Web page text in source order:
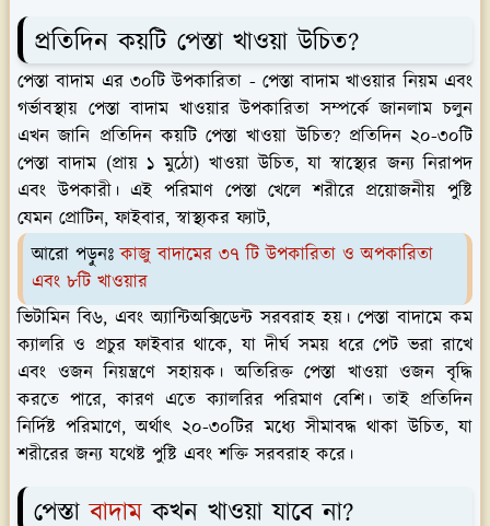
প্রতিদিন কয়টি পেস্তা খাওয়া উচিত?
পেস্তা বাদাম এর ৩০টি উপকারিতা - পেস্তা বাদাম খাওয়ার নিয়ম এবং
গর্ভাবস্থায় পেস্তা বাদাম খাওয়ার উপকারিতা সম্পর্কে জানলাম চলুন
এখন জানি প্রতিদিন কয়টি পেস্তা খাওয়া উচিত? প্রতিদিন ২০-৩০টি
পেস্তা বাদাম (প্রায় ১ মুঠো) খাওয়া উচিত, যা স্বাস্থ্যের জন্য নিরাপদ
এবং উপকারী। এই পরিমাণ পেস্তা খেলে শরীরে প্রয়োজনীয় পুষ্টি
যেমন প্রোটিন, ফাইবার, স্বাস্থ্যকর ফ্যাট,
আরো পড়ুনঃকাজু বাদামের ৩৭ টি উপকারিতা ও অপকারিতা
এবং ৮টি খাওয়ার
ভিটামিন বি৬, এবং অ্যান্টিঅক্সিডেন্ট সরবরাহ হয়। পেস্তা বাদামে কম
ক্যালরি ও প্রচুর ফাইবার থাকে, যা দীর্ঘ সময় ধরে পেট ভরা রাখে
এবং ওজন নিয়ন্ত্রণে সহায়ক। অতিরিক্ত পেস্তা খাওয়া ওজন বৃদ্ধি
করতে পারে, কারণ এতে ক্যালরির পরিমাণ বেশি। তাই প্রতিদিন
নির্দিষ্ট পরিমাণে, অর্থাৎ ২০-৩০টির মধ্যে সীমাবদ্ধ থাকা উচিত, যা
শরীরের জন্য যথেষ্ট পুষ্টি এবং শক্তি সরবরাহ করে।
পেস্তাবাদাম কখন খাওয়া যাবে না?